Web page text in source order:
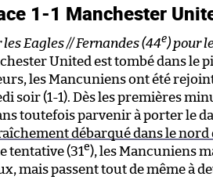
1-1 Manchester
les Eagles // Fernandes (44e) pour
United est tombé dans le
les Mancuniens ont été
soir (1-1). Dès les premières
toutefois parvenir à porter le
débarqué dans le nord
tentative (31e), les Mancuniens
mais passent tout de même à